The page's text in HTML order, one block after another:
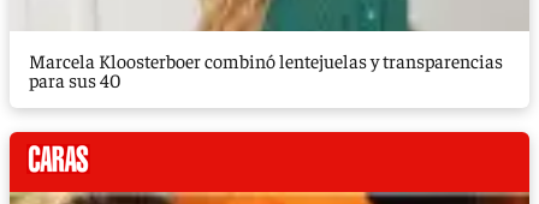
Marcela Kloosterboer combinó lentejuelas y transparencias
para sus 40